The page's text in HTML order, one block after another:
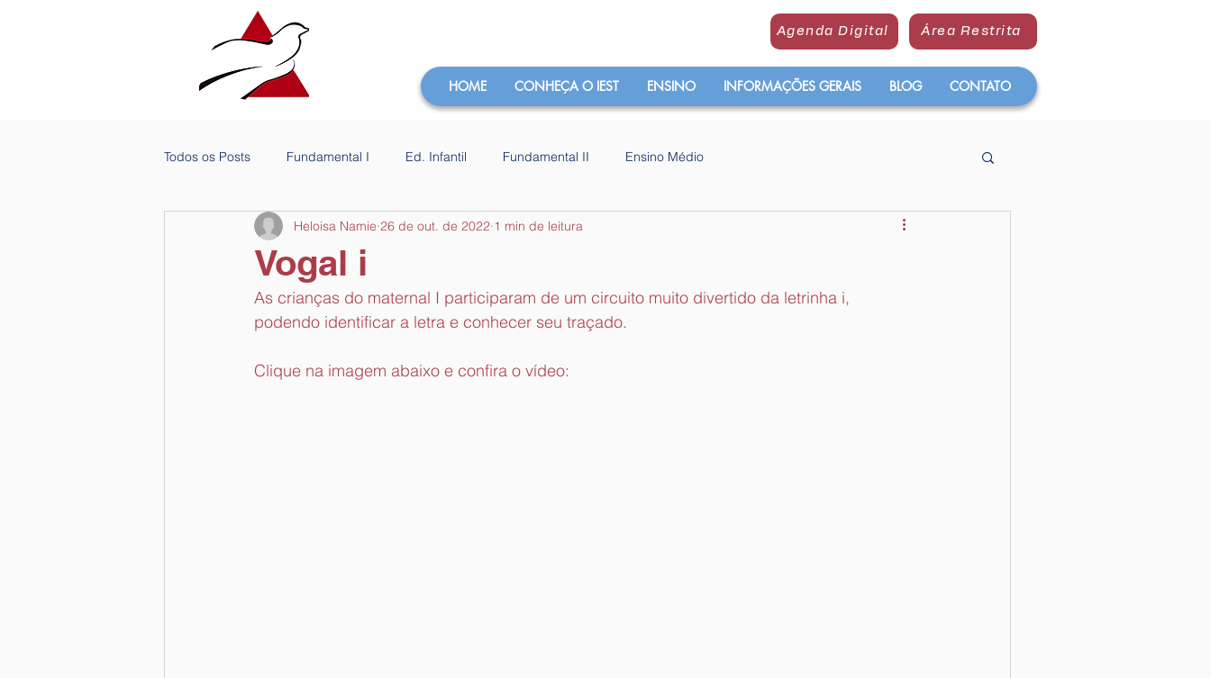
Agenda Digital Área Restrita
HOME CONHEÇA O IEST ENSINO INFORMAÇÕES GERAIS BLOG CONTATO
Todos os Posts Fundamental I Ed. Infantil Fundamental II Ensino Médio
Vogal i
Heloisa Namie 26 de out. de 2022 1 min de leitura
As crianças do maternal I participaram de um circuito muito divertido da letrinha i,
podendo identificar a letra e conhecer seu traçado.
Clique na imagem abaixo e confira o vídeo: